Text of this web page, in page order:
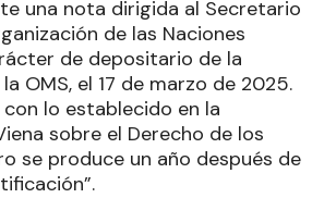
una nota dirigida al Secretario
de las Naciones
de depositario de la
OMS, el 17 de marzo de 2025.
lo establecido en la
sobre el Derecho de los
se produce un año después de